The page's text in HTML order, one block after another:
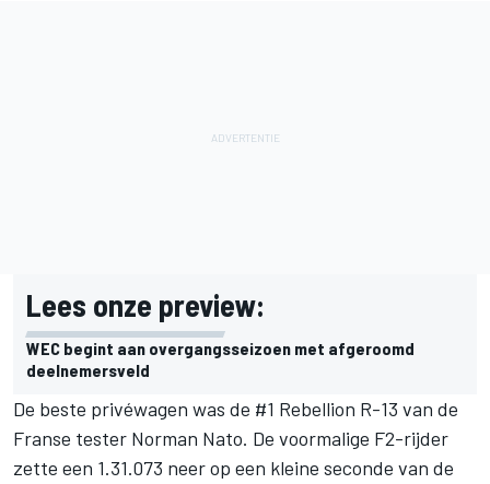
Lees onze preview:
WEC begint aan overgangsseizoen met afgeroomd
deelnemersveld
De beste privéwagen was de #1 Rebellion R-13 van de
Franse tester Norman Nato. De voormalige F2-rijder
zette een 1.31.073 neer op een kleine seconde van de